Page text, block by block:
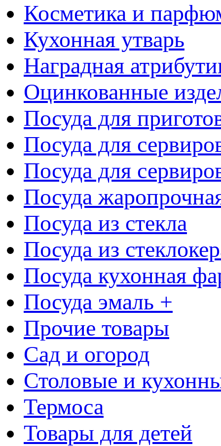
Косметика и
Кухонная утварь
Наградная
Оцинкованные
Посуда для
Посуда для
Посуда для
Посуда
Посуда из стекла
Посуда из
Посуда кухонная
Посуда эмаль +
Прочие товары
Сад и огород
Столовые и
Термоса
Товары для детей